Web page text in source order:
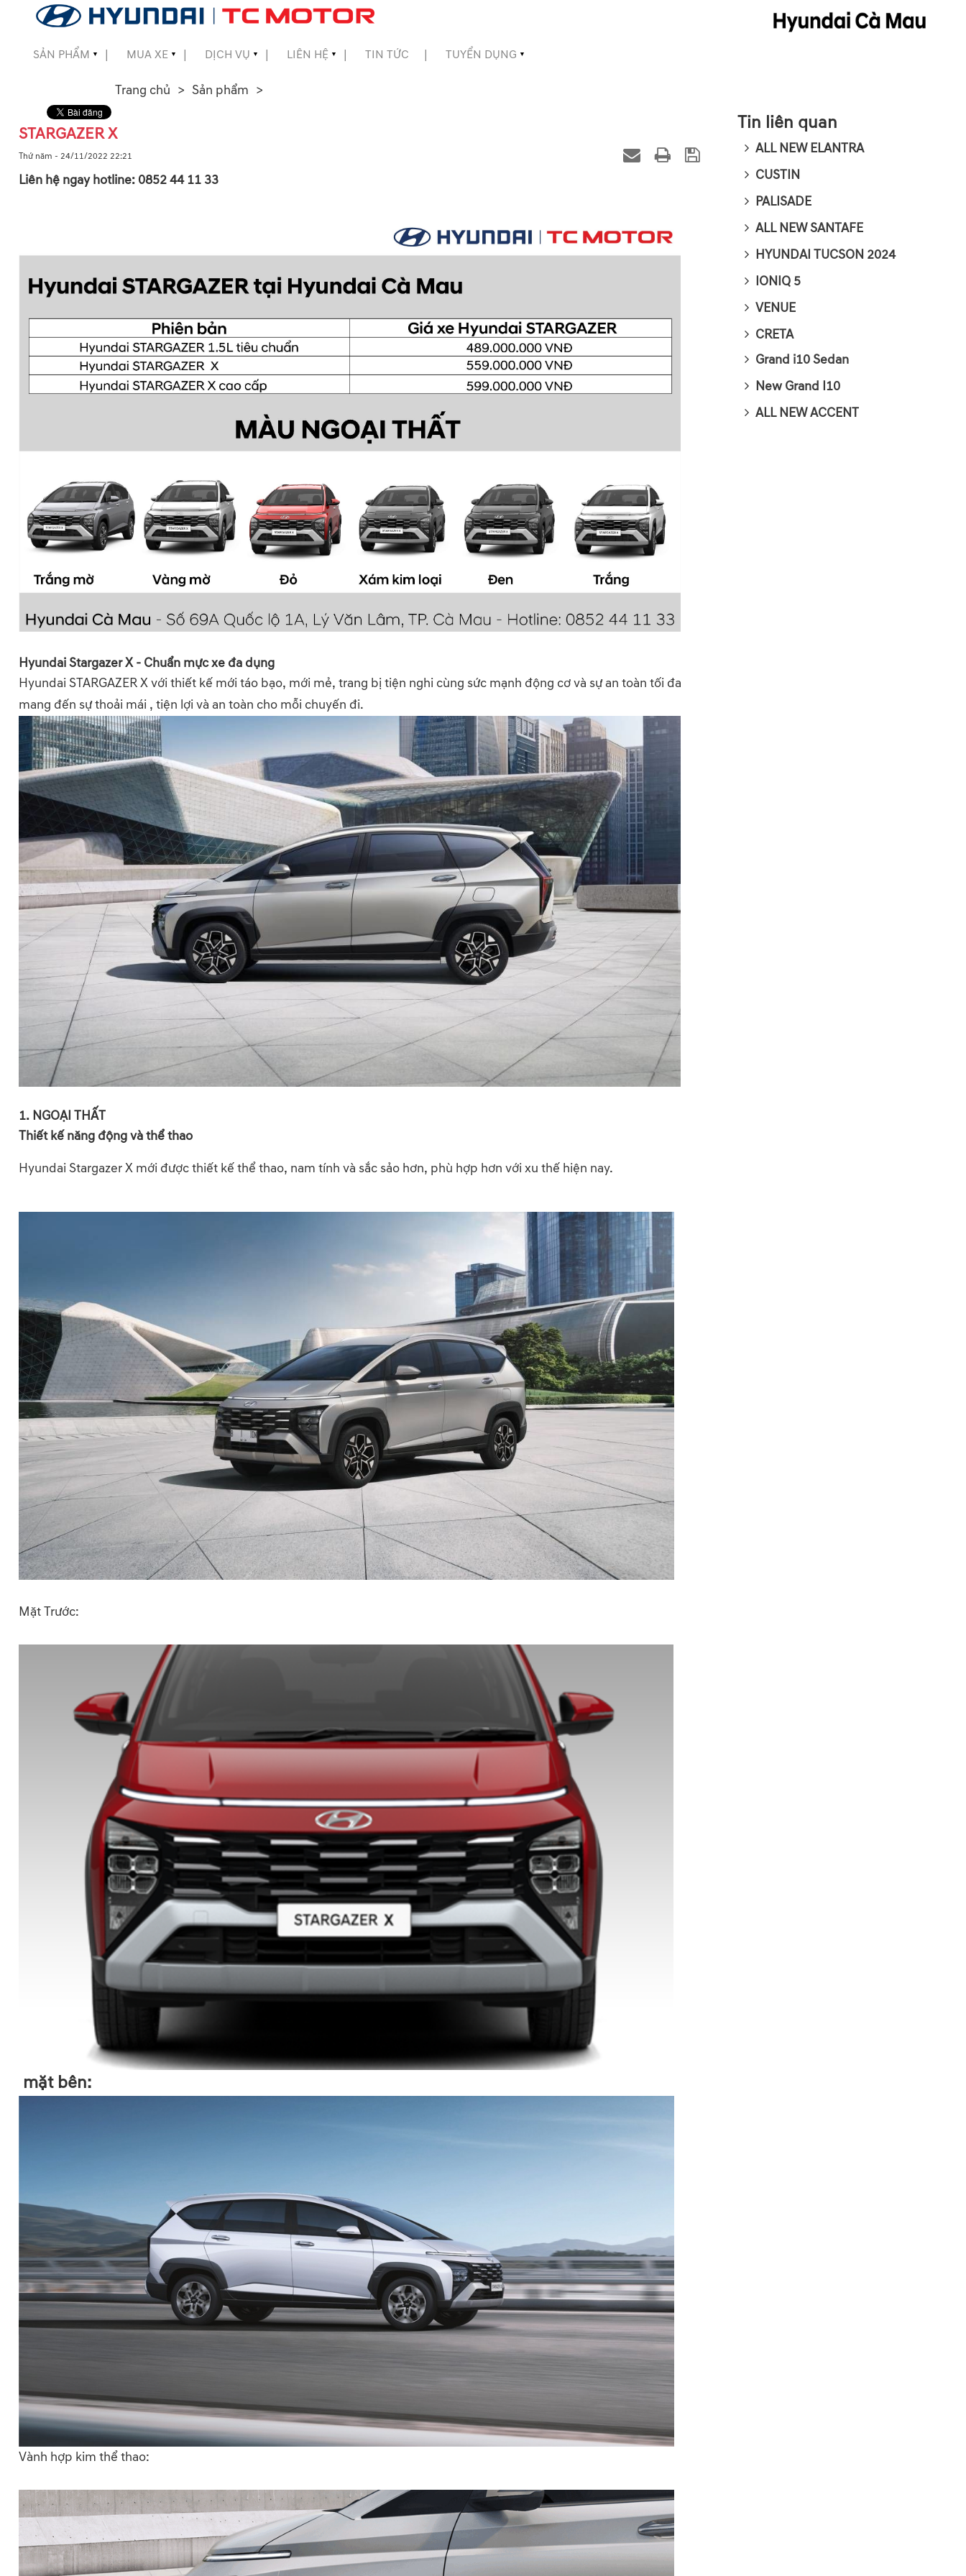
SẢN PHẨM ▼ MUA XE ▼ DỊCH VỤ ▼ LIÊN HỆ ▼ TIN TỨC TUYỂN DỤNG ▼
Trang chủ Sản phẩm
STARGAZER X
Thứ năm - 24/11/2022 22:21
Liên hệ ngay hotline: 0852 44 11 33
Hyundai Stargazer X - Chuẩn mực xe đa dụng
Hyundai STARGAZER X với thiết kế mới táo bạo, mới mẻ, trang bị tiện nghi cùng sức mạnh động cơ và sự an toàn tối đa
mang đến sự thoải mái , tiện lợi và an toàn cho mỗi chuyến đi.
1. NGOẠI THẤT
Thiết kế năng động và thể thao
Hyundai Stargazer X mới được thiết kế thể thao, nam tính và sắc sảo hơn, phù hợp hơn với xu thế hiện nay.
Mặt Trước:
mặt bên:
Vành hợp kim thể thao:
Tin liên quan
ALL NEW ELANTRA
CUSTIN
PALISADE
ALL NEW SANTAFE
HYUNDAI TUCSON 2024
IONIQ 5
VENUE
CRETA
Grand i10 Sedan
New Grand I10
ALL NEW ACCENT